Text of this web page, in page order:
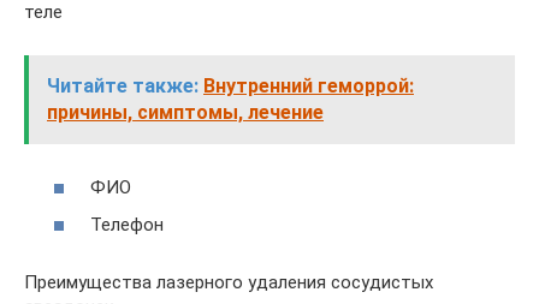
теле
Читайте также: Внутренний геморрой:
причины, симптомы, лечение
ФИО
Телефон
Преимущества лазерного удаления сосудистых